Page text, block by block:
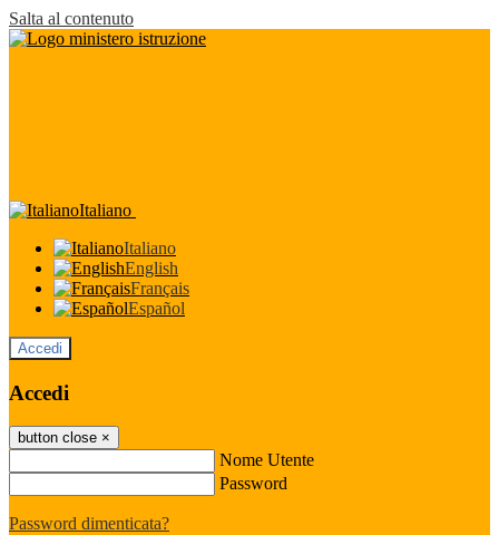
Salta al contenuto
Italiano
Italiano
English
Français
Español
Accedi
Accedi
button close ×
Nome Utente
Password
Password dimenticata?